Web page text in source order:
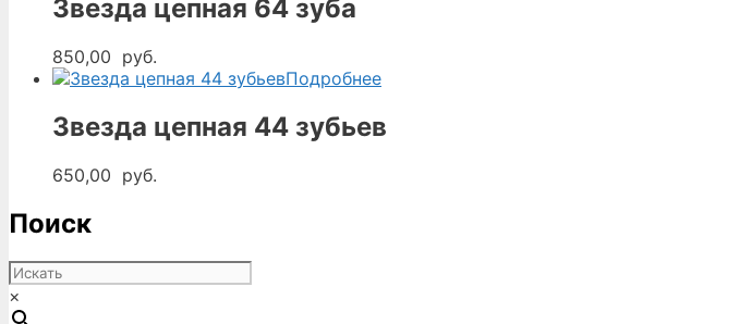
Звезда цепная 64 зуба
850,00 руб.
Подробнее
Звезда цепная 44 зубьев
650,00 руб.
Поиск
×